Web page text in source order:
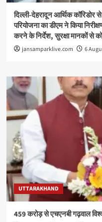
दिल्ली-देहरादून आर्थिक कॉरिडोर
परियोजना का डीएम ने किया
करने के निर्देश, सुरक्षा मानकों से
jansamparklive.com 6
UTTARAKHAND
459 करोड़ से एचएनबी गढ़वाल